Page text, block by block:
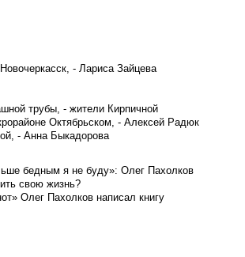
- Лариса Зайцева
трубы, - жители Кирпичной
Октябрьском, - Алексей Радюк
- Анна Быкадорова
бедным я не буду»: Олег Пахолков
свою жизнь?
Олег Пахолков написал книгу